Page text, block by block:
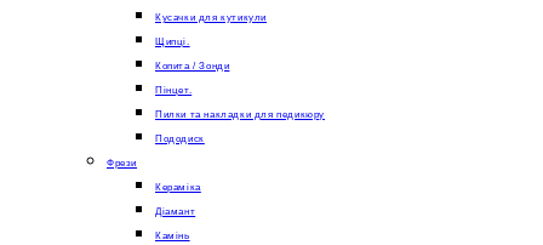
Кусачки для кутикули
Щипці.
Копита / Зонди
Пінцет.
Пилки та накладки для педикюру
Пододиск
Фрези
Кераміка
Діамант
Камінь